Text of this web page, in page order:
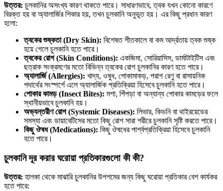
উত্তর: চুলকানির অসংখ্য কারণ থাকতে পারে। সাধারণভাবে, ত্বক যখন কোনো কারণে
বিরক্ত হয় বা অ্যালার্জির শিকার হয়, তখন চুলকানি অনুভূত হয়। এর কিছু প্রধান কারণ
হলো:
ত্বকের শুষ্কতা (Dry Skin): বিশেষত শীতকালে বা কম আর্দ্রতায় ত্বক শুষ্ক
হয়ে গেলে চুলকানি হতে পারে।
ত্বকের রোগ (Skin Conditions): একজিমা, সোরিয়াসিস, ডার্মাটাইটিস এবং
ছত্রাক সংক্রমণের মতো বিভিন্ন ত্বকের রোগ চুলকানির কারণ হতে পারে।
অ্যালার্জি (Allergies): খাদ্য, ওষুধ, পোকামাকড়, পরাগ রেণু বা রাসায়নিক
পদার্থের সংস্পর্শে এলে অ্যালার্জিক প্রতিক্রিয়া হিসেবে চুলকানি হতে পারে।
পোকার কামড় (Insect Bites): মশা, পিঁপড়া বা অন্যান্য পোকার কামড়ের ফলে
স্থানীয়ভাবে চুলকানি হয়।
অভ্যন্তরীণ রোগ (Systemic Diseases): লিভার, কিডনি বা থাইরয়েডের
সমস্যা এবং ডায়াবেটিসের মতো কিছু রোগ সারা শরীরে চুলকানি সৃষ্টি করতে পারে।
কিছু ঔষধ (Medications): কিছু ঔষধের পার্শ্বপ্রতিক্রিয়া হিসেবে চুলকানি
হতে পারে।
চুলকানি দূর করার ঘরোয়া প্রতিকারগুলো কী কী?
উত্তর: হালকা থেকে মাঝারি চুলকানির উপশমের জন্য কিছু ঘরোয়া প্রতিকার বেশ কার্যকর
হতে পারে: